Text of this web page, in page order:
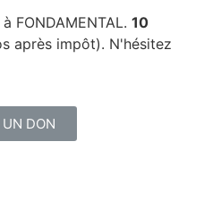
FONDAMENTAL. 10
après impôt). N'hésitez
DON